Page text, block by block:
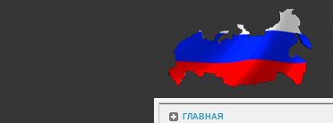
ГЛАВНАЯ